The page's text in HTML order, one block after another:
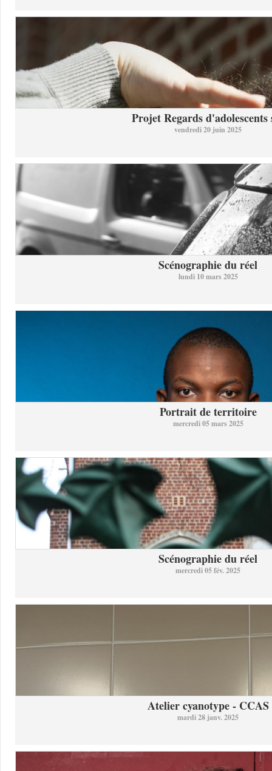
Projet Regards d'adolescents
vendredi 20 juin 2025
Scénographie du réel
lundi 10 mars 2025
Portrait de territoire
mercredi 05 mars 2025
Scénographie du réel
mercredi 05 fév. 2025
Atelier cyanotype - CCAS
mardi 28 janv. 2025